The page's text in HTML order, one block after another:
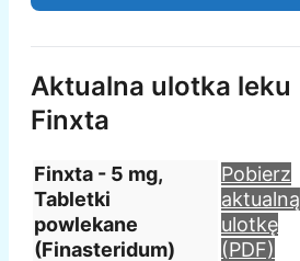
Aktualna ulotka leku
Finxta
Finxta - 5 mg,
Tabletki
powlekane
(Finasteridum)
Pobierz
aktualną
ulotkę
(PDF)